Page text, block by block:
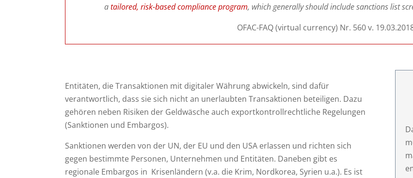
atailored, risk-based compliance program, which generally should include sanctions list
OFAC-FAQ (virtual currency) Nr. 560 v.
Entitäten, die Transaktionen mit digitaler Währung abwickeln, sind dafür
verantwortlich, dass sie sich nicht an unerlaubten Transaktionen beteiligen. Dazu
gehören neben Risiken der Geldwäsche auch exportkontrollrechtliche Regelungen
(Sanktionen und Embargos).
Sanktionen werden von der UN, der EU und den USA erlassen und richten sich
gegen bestimmte Personen, Unternehmen und Entitäten. Daneben gibt es
regionale Embargos in Krisenländern (v.a. die Krim, Nordkorea, Syrien u.a.). Es ist